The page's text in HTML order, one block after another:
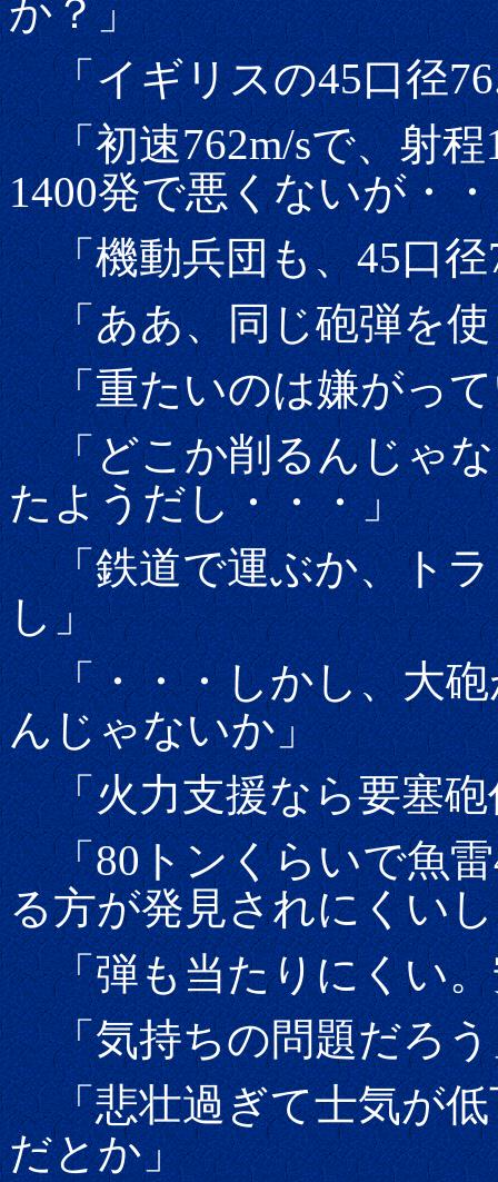
か？」
「イギリスの45口径
「初速762m/sで、射程
1400発で悪くないが・
「機動兵団も、45口径
「ああ、同じ砲弾を使
「重たいのは嫌がって
「どこか削るんじゃな
たようだし・・・」
「鉄道で運ぶか、トラ
し」
「・・・しかし、大砲
んじゃないか」
「火力支援なら要塞砲
「80トンくらいで魚雷
る方が発見されにくい
「弾も当たりにくい。
「気持ちの問題だろう
「悲壮過ぎて士気が低
だとか」